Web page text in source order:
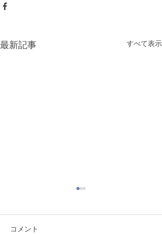
最新記事 すべて表示
コメント